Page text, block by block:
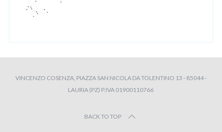
VINCENZO COSENZA, PIAZZA SAN NICOLA DA TOLENTINO 13 - 85044 -
LAURIA (PZ) P.IVA 01900110766
BACK TO TOP